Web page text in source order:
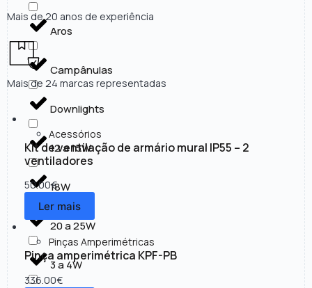
Aros
Campânulas
Downlights
12 a 15W
18W
20 a 25W
3 a 4W
Mais de 20 anos de experiência
Mais de 24 marcas representadas
Acessórios
Kit de ventilação de armário mural IP55 – 2
ventiladores
50.00€
Ler mais
Pinças Amperimétricas
Pinça amperimétrica KPF-PB
336.00€